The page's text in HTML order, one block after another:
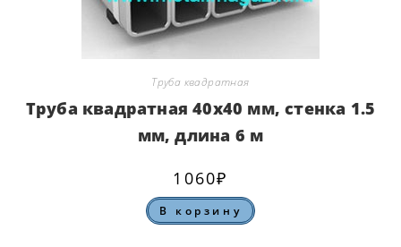
Труба квадратная
Труба квадратная 40х40 мм, стенка 1.5
мм, длина 6 м
1060₽
В корзину